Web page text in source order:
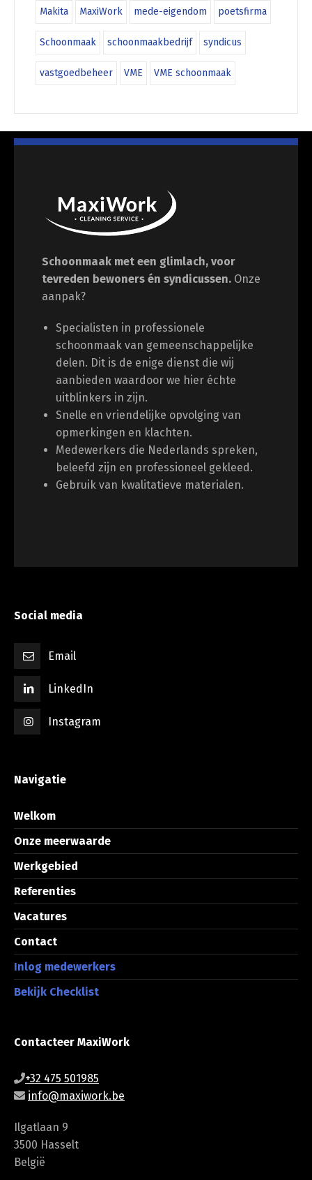
Makita MaxiWork mede-eigendom poetsfirma
Schoonmaak schoonmaakbedrijf syndicus
vastgoedbeheer VME VME schoonmaak
Schoonmaak met een glimlach, voor
tevreden bewoners én syndicussen. Onze
aanpak?
Specialisten in professionele
schoonmaak van gemeenschappelijke
delen. Dit is de enige dienst die wij
aanbieden waardoor we hier échte
uitblinkers in zijn.
Snelle en vriendelijke opvolging van
opmerkingen en klachten.
Medewerkers die Nederlands spreken,
beleefd zijn en professioneel gekleed.
Gebruik van kwalitatieve materialen.
Social media
Email
LinkedIn
Instagram
Navigatie
Welkom
Onze meerwaarde
Werkgebied
Referenties
Vacatures
Contact
Inlog medewerkers
Bekijk Checklist
Contacteer MaxiWork
+32 475 501985
info@maxiwork.be
Ilgatlaan 9
3500 Hasselt
België